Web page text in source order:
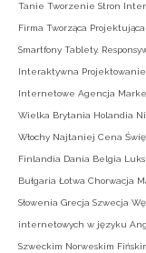
Tanie Tworzenie Stron
Firma Tworząca
Smartfony Tablety.
Interaktywna Projektowanie
Internetowe Agencja
Wielka Brytania Holandia
Włochy Najtaniej Cena
Finlandia Dania Belgia
Bułgaria Łotwa Chorwacja
Słowenia Grecja Szwecja
internetowych w języku
Szweckim Norweskim